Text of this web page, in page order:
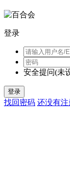
登录
安全提问(未
登录
找回密码 还没有注